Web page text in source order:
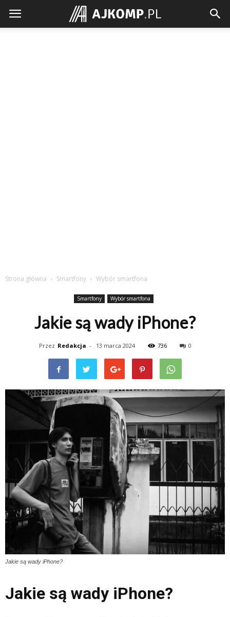
Ajkomp.pl
Strona główna Smartfony Wybór smartfona
Smartfony Wybór smartfona
Jakie są wady iPhone?
Przez Redakcja - 13 marca 2024 736 0
Jakie są wady iPhone?
Jakie są wady iPhone?